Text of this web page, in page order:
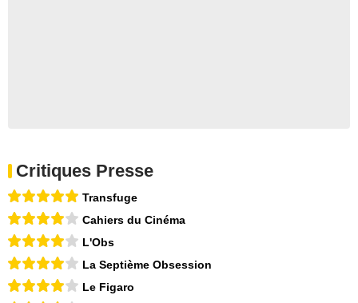
Critiques Presse
Transfuge
Cahiers du Cinéma
L'Obs
La Septième Obsession
Le Figaro